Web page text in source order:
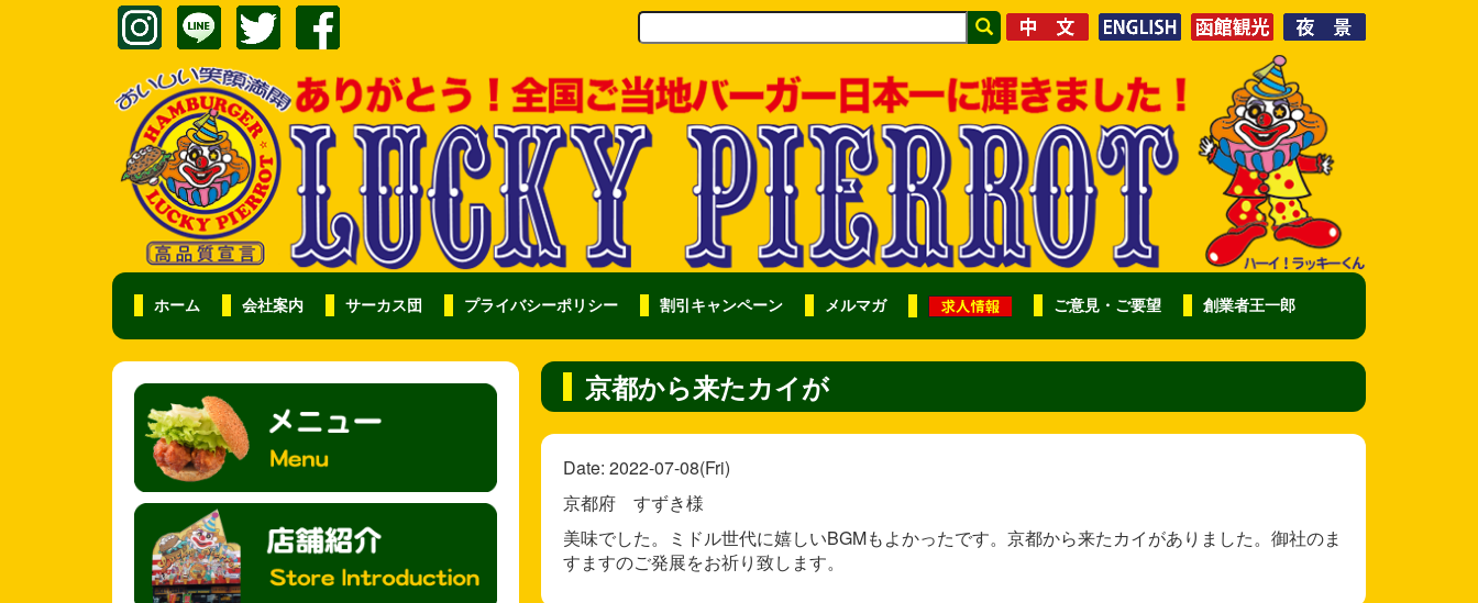
ホーム 会社案内 サーカス団 プライバシーポリシー 割引キャンペーン メルマガ ご意見・ご要望 創業者王一郎
京都から来たカイが
Date: 2022-07-08(Fri)
京都府 すずき様
美味でした。ミドル世代に嬉しいBGMもよかったです。京都から来たカイがありました。御社のま
すますのご発展をお祈り致します。